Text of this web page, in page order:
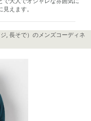
えます。
, 長そで）のメンズコーディネ